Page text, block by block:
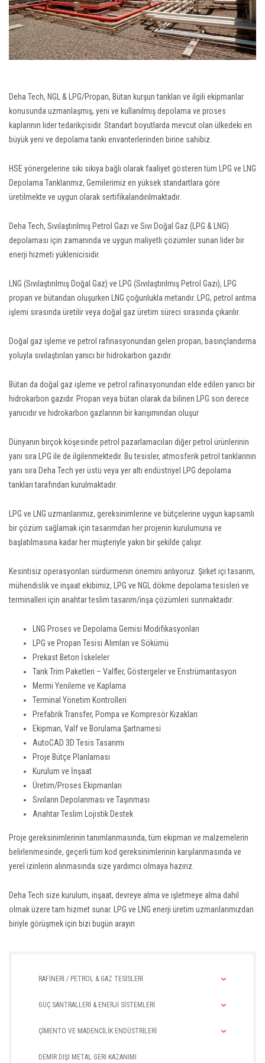
Deha Tech, NGL & LPG/Propan, Bütan kurşun tankları ve ilgili ekipmanlar
konusunda uzmanlaşmış, yeni ve kullanılmış depolama ve proses
kaplarının lider tedarikçisidir. Standart boyutlarda mevcut olan ülkedeki en
büyük yeni ve depolama tankı envanterlerinden birine sahibiz.
HSE yönergelerine sıkı sıkıya bağlı olarak faaliyet gösteren tüm LPG ve LNG
Depolama Tanklarımız, Gemilerimiz en yüksek standartlara göre
üretilmekte ve uygun olarak sertifikalandırılmaktadır.
Deha Tech, Sıvılaştırılmış Petrol Gazı ve Sıvı Doğal Gaz (LPG & LNG)
depolaması için zamanında ve uygun maliyetli çözümler sunan lider bir
enerji hizmeti yüklenicisidir.
LNG (Sıvılaştırılmış Doğal Gaz) ve LPG (Sıvılaştırılmış Petrol Gazı), LPG
propan ve bütandan oluşurken LNG çoğunlukla metandır. LPG, petrol arıtma
işlemi sırasında üretilir veya doğal gaz üretim süreci sırasında çıkarılır.
Doğal gaz işleme ve petrol rafinasyonundan gelen propan, basınçlandırma
yoluyla sıvılaştırılan yanıcı bir hidrokarbon gazıdır.
Bütan da doğal gaz işleme ve petrol rafinasyonundan elde edilen yanıcı bir
hidrokarbon gazıdır. Propan veya bütan olarak da bilinen LPG son derece
yanıcıdır ve hidrokarbon gazlarının bir karışımından oluşur
Dünyanın birçok köşesinde petrol pazarlamacıları diğer petrol ürünlerinin
yanı sıra LPG ile de ilgilenmektedir. Bu tesisler, atmosferik petrol tanklarının
yanı sıra Deha Tech yer üstü veya yer altı endüstriyel LPG depolama
tankları tarafından kurulmaktadır.
LPG ve LNG uzmanlarımız, gereksinimlerine ve bütçelerine uygun kapsamlı
bir çözüm sağlamak için tasarımdan her projenin kurulumuna ve
başlatılmasına kadar her müşteriyle yakın bir şekilde çalışır.
Kesintisiz operasyonları sürdürmenin önemini anlıyoruz. Şirket içi tasarım,
mühendislik ve inşaat ekibimiz, LPG ve NGL dökme depolama tesisleri ve
terminalleri için anahtar teslim tasarım/inşa çözümleri sunmaktadır:
LNG Proses ve Depolama Gemisi Modifikasyonları
LPG ve Propan Tesisi Alımları ve Sökümü
Prekast Beton İskeleler
Tank Trim Paketleri – Valfler, Göstergeler ve Enstrümantasyon
Mermi Yenileme ve Kaplama
Terminal Yönetim Kontrolleri
Prefabrik Transfer, Pompa ve Kompresör Kızakları
Ekipman, Valf ve Borulama Şartnamesi
AutoCAD 3D Tesis Tasarımı
Proje Bütçe Planlaması
Kurulum ve İnşaat
Üretim/Proses Ekipmanları
Sıvıların Depolanması ve Taşınması
Anahtar Teslim Lojistik Destek
Proje gereksinimlerinin tanımlanmasında, tüm ekipman ve malzemelerin
belirlenmesinde, geçerli tüm kod gereksinimlerinin karşılanmasında ve
yerel izinlerin alınmasında size yardımcı olmaya hazırız.
Deha Tech size kurulum, inşaat, devreye alma ve işletmeye alma dahil
olmak üzere tam hizmet sunar. LPG ve LNG enerji üretim uzmanlarımızdan
biriyle görüşmek için bizi bugün arayın
RAFİNERİ / PETROL & GAZ TESİSLERİ
GÜÇ SANTRALLERİ & ENERJİ SİSTEMLERİ
ÇİMENTO VE MADENCİLİK ENDÜSTRİLERİ
DEMİR DIŞI METAL GERI KAZANIMI